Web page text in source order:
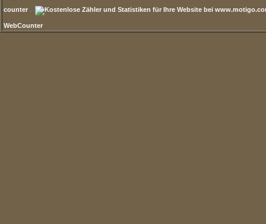
counter
WebCounter